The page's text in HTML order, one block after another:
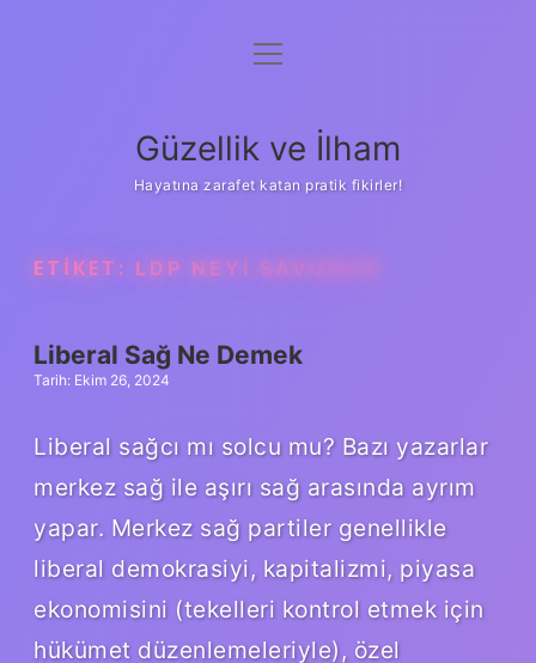
Anasayfa
Yasal Uyarı
menüyü
Güzellik ve İlham
Hayatına zarafet katan pratik fikirler!
ETIKET: LDP NEYI SAVUNUR
Liberal Sağ Ne Demek
Tarih: Ekim 26, 2024
Liberal sağcı mı solcu mu? Bazı yazarlar
merkez sağ ile aşırı sağ arasında ayrım
yapar. Merkez sağ partiler genellikle
liberal demokrasiyi, kapitalizmi, piyasa
ekonomisini (tekelleri kontrol etmek için
hükümet düzenlemeleriyle), özel